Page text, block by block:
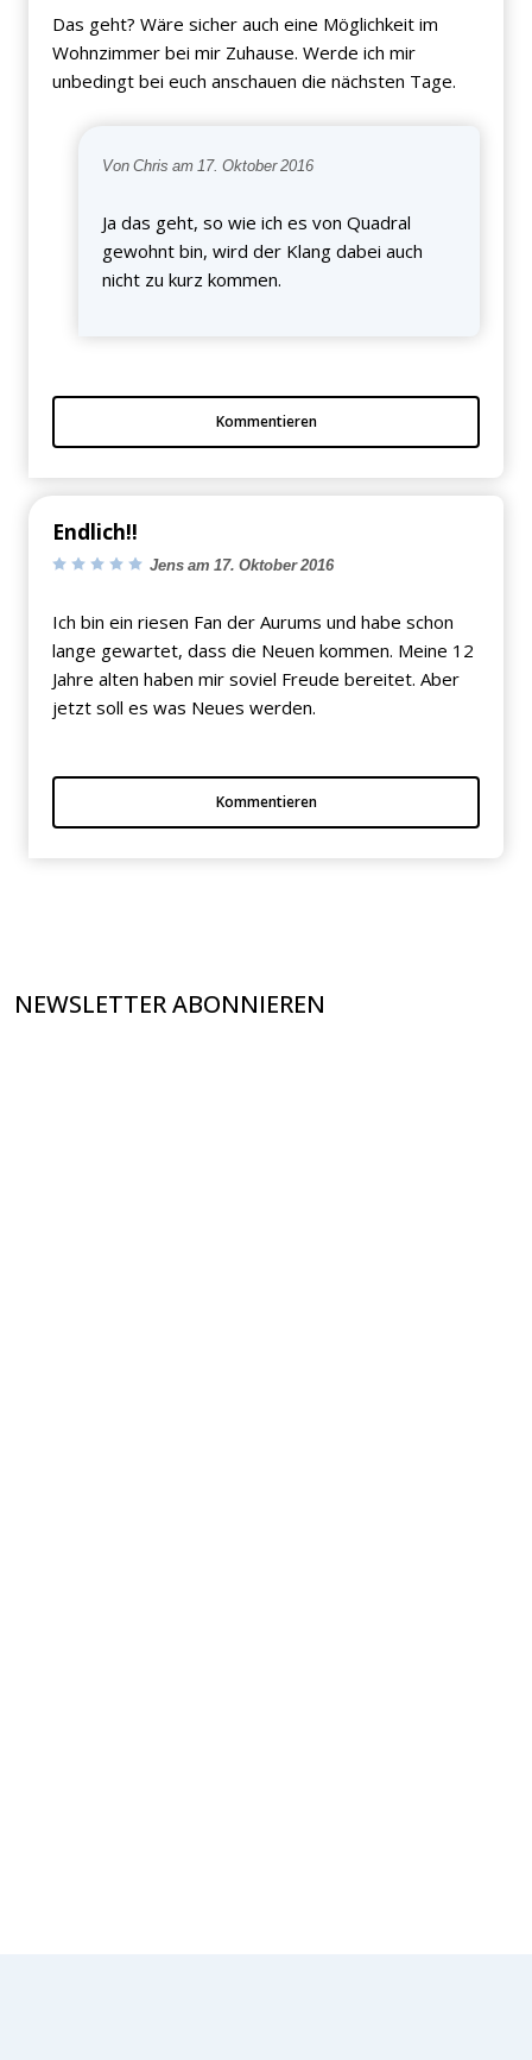
Das geht? Wäre sicher auch eine Möglichkeit im
Wohnzimmer bei mir Zuhause. Werde ich mir
unbedingt bei euch anschauen die nächsten Tage.
Von Chris am 17. Oktober 2016
Ja das geht, so wie ich es von Quadral
gewohnt bin, wird der Klang dabei auch
nicht zu kurz kommen.
Kommentieren
Endlich!!
Jens am 17. Oktober 2016
Ich bin ein riesen Fan der Aurums und habe schon
lange gewartet, dass die Neuen kommen. Meine 12
Jahre alten haben mir soviel Freude bereitet. Aber
jetzt soll es was Neues werden.
Kommentieren
NEWSLETTER ABONNIEREN